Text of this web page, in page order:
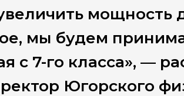
мощность
мы будем
с 7-го класса», —
Югорского